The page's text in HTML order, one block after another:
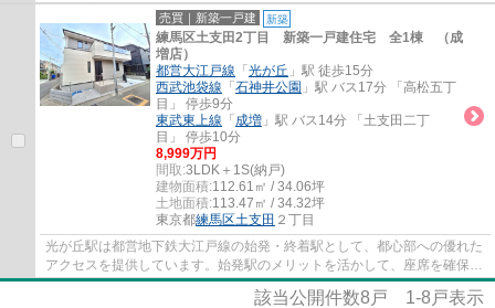
所、児童館、図書館など暮らす人が日々利用...
売買｜新築一戸建 新築
練馬区土支田2丁目 新築一戸建住宅 全1棟 （成
増店）
都営大江戸線 「 光が丘 」駅 徒歩15分
西武池袋線 「 石神井公園 」駅 バス17分 「高松五丁
目」 停歩9分
東武東上線 「 成増 」駅 バス14分 「土支田二丁
目」 停歩10分
8,999万円
間取:3LDK＋1S(納戸)
建物面積:112.61㎡ / 34.06坪
土地面積:113.47㎡ / 34.32坪
東京都練馬区土支田 ２丁目
光が丘駅は都営地下鉄大江戸線の始発・終着駅として、都心部への優れた
アクセスを提供しています。始発駅のメリットを活かして、座席を確保し
ながら通勤・通学できる点が大きな魅力です。
該当公開件数8 戸 1-8 戸表示